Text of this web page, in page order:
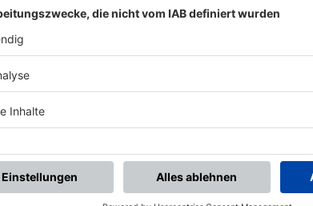
Nach der Registrierung kannst du dir Favoriten setzen. So bist du ganz
Ligen, die dann direkt hier angezeigt werden.